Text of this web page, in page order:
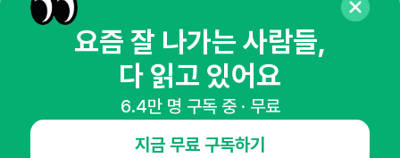
매주 화요일 아침,
마케팅 감각을 깨워 드릴게요!
65,043명의 마케터를 성장시키는 뉴스레터
요즘 잘 나가는 사람들,
다 읽고 있어요
6.4만 명 구독 중 · 무료
지금 무료 구독하기